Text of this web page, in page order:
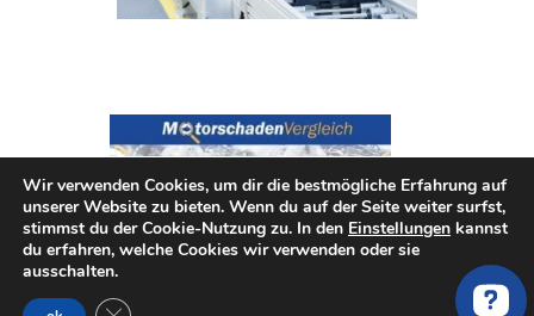
Wir verwenden Cookies, um dir die bestmögliche Erfahrung auf
unserer Website zu bieten. Wenn du auf der Seite weiter surfst,
stimmst du der Cookie-Nutzung zu. In den Einstellungen kannst
du erfahren, welche Cookies wir verwenden oder sie
ausschalten.
GDPR Cookie-Banner schließen